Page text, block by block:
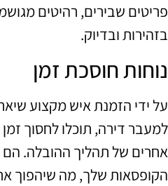
פריטים שבירים, רהיטים
בזהירות ובדיוק.
נוחות חוסכת זמן
על ידי הזמנת איש מקצוע
למעבר דירה, תוכלו לחסוך
אחרים של תהליך ההובלה. הם
הקופסאות שלך, מה שיהפוך